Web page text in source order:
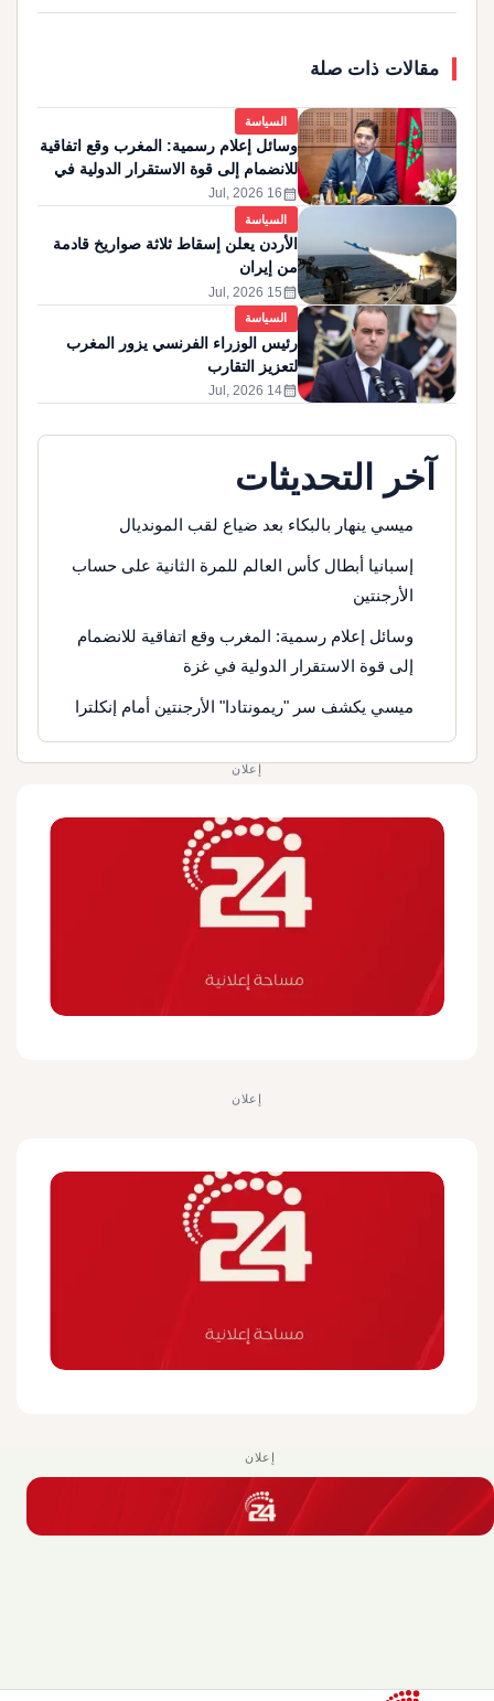
مقالات ذات صلة
السياسة
وسائل إعلام رسمية: المغرب وقع اتفاقية
للانضمام إلى قوة الاستقرار الدولية في
غزة
calendar_month
16 Jul, 2026
السياسة
الأردن يعلن إسقاط ثلاثة صواريخ قادمة
من إيران
calendar_month
15 Jul, 2026
السياسة
رئيس الوزراء الفرنسي يزور المغرب
لتعزيز التقارب
calendar_month
14 Jul, 2026
آخر التحديثات
ميسي ينهار بالبكاء بعد ضياع لقب المونديال
إسبانيا أبطال كأس العالم للمرة الثانية على حساب
الأرجنتين
وسائل إعلام رسمية: المغرب وقع اتفاقية للانضمام
إلى قوة الاستقرار الدولية في غزة
ميسي يكشف سر "ريمونتادا" الأرجنتين أمام إنكلترا
إعلان
إعلان
إعلان